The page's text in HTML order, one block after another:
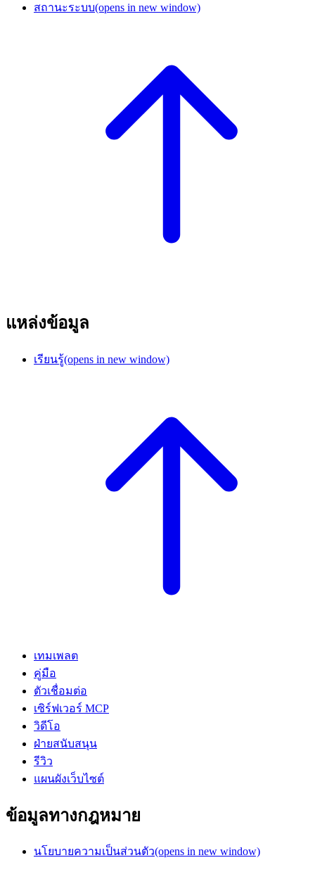
สถานะระบบ(opens in new window)
แหล่งข้อมูล
เรียนรู้(opens in new window)
เทมเพลต
คู่มือ
ตัวเชื่อมต่อ
เซิร์ฟเวอร์ MCP
วิดีโอ
ฝ่ายสนับสนุน
รีวิว
แผนผังเว็บไซต์
ข้อมูลทางกฎหมาย
นโยบายความเป็นส่วนตัว(opens in new window)